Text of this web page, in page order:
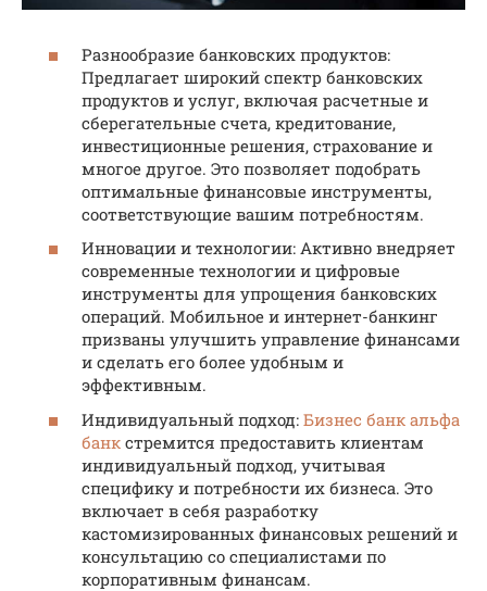
Разнообразие банковских продуктов:
Предлагает широкий спектр банковских
продуктов и услуг, включая расчетные и
сберегательные счета, кредитование,
инвестиционные решения, страхование и
многое другое. Это позволяет подобрать
оптимальные финансовые инструменты,
соответствующие вашим потребностям.
Инновации и технологии: Активно внедряет
современные технологии и цифровые
инструменты для упрощения банковских
операций. Мобильное и интернет-банкинг
призваны улучшить управление финансами
и сделать его более удобным и
эффективным.
Индивидуальный подход: Бизнес банк альфа
банк стремится предоставить клиентам
индивидуальный подход, учитывая
специфику и потребности их бизнеса. Это
включает в себя разработку
кастомизированных финансовых решений и
консультацию со специалистами по
корпоративным финансам.